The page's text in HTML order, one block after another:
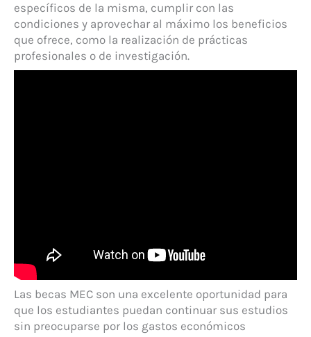
específicos de la misma, cumplir con las
condiciones y aprovechar al máximo los beneficios
que ofrece, como la realización de prácticas
profesionales o de investigación.
Las becas MEC son una excelente oportunidad para
que los estudiantes puedan continuar sus estudios
sin preocuparse por los gastos económicos